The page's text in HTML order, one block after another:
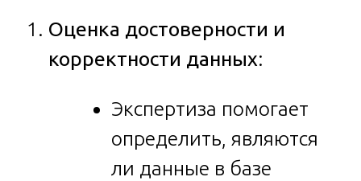
Оценка достоверности и
корректности данных:
Экспертиза помогает
определить, являются
ли данные в базе